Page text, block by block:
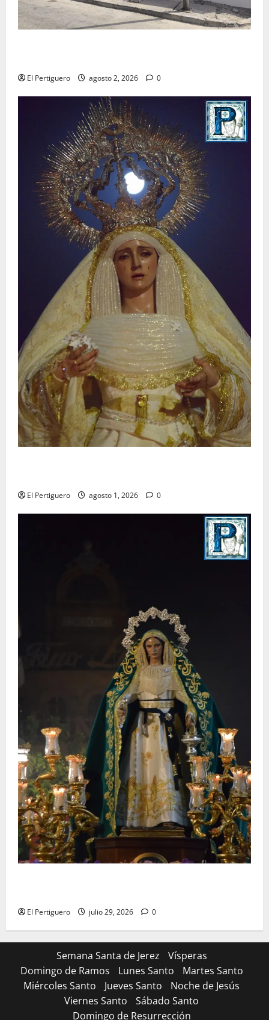
El Pertiguero agosto 2, 2026 0
El Pertiguero agosto 1, 2026 0
El Pertiguero julio 29, 2026 0
Semana Santa de Jerez
Vísperas
Domingo de Ramos
Lunes Santo
Martes Santo
Miércoles Santo
Jueves Santo
Noche de Jesús
Viernes Santo
Sábado Santo
Domingo de Resurrección